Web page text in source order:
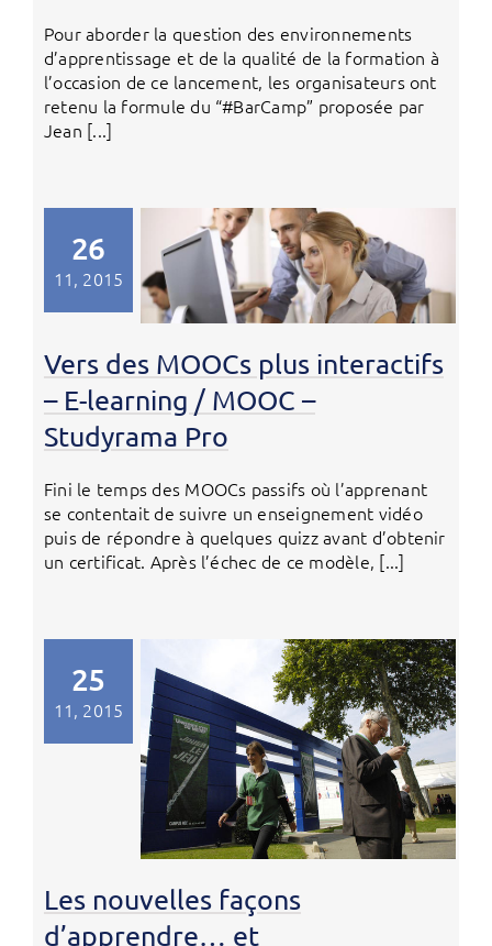
Pour aborder la question des environnements
d’apprentissage et de la qualité de la formation à
l’occasion de ce lancement, les organisateurs ont
retenu la formule du “#BarCamp” proposée par
Jean [...]
26
11, 2015
Vers des MOOCs plus interactifs
– E-learning / MOOC –
Studyrama Pro
Fini le temps des MOOCs passifs où l’apprenant
se contentait de suivre un enseignement vidéo
puis de répondre à quelques quizz avant d’obtenir
un certificat. Après l’échec de ce modèle, [...]
25
11, 2015
Les nouvelles façons
d’apprendre… et